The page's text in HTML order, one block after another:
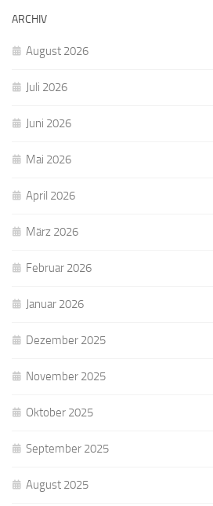
ARCHIV
August 2026
Juli 2026
Juni 2026
Mai 2026
April 2026
März 2026
Februar 2026
Januar 2026
Dezember 2025
November 2025
Oktober 2025
September 2025
August 2025